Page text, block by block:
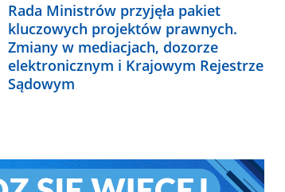
Rada Ministrów przyjęła pakiet
kluczowych projektów prawnych.
Zmiany w mediacjach, dozorze
elektronicznym i Krajowym Rejestrze
Sądowym